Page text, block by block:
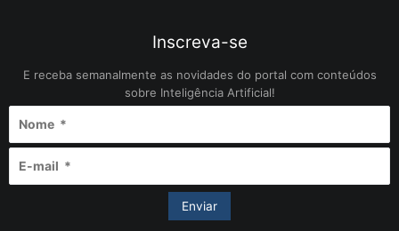
Inscreva-se
E receba semanalmente as novidades do portal com conteúdos
sobre Inteligência Artificial!